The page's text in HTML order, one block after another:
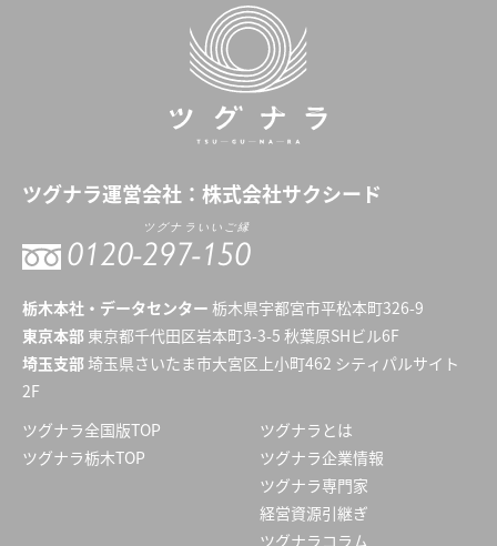
ツグナラ運営会社： 株式会社サクシード
0120-297-150
ツグナラいいご縁
栃木本社・データセンター 栃木県宇都宮市平松本町326-9
東京本部 東京都千代田区岩本町3-3-5 秋葉原SHビル6F
埼玉支部 埼玉県さいたま市大宮区上小町462 シティパルサイト
2F
ツグナラ全国版TOP
ツグナラ栃木TOP
ツグナラとは
ツグナラ企業情報
ツグナラ専門家
経営資源引継ぎ
ツグナラコラム